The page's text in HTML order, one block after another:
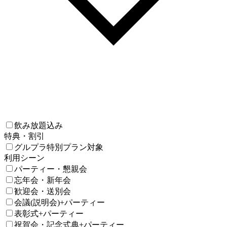
飲み放題込み
特典・割引
グルプラ特別プラン対象
利用シーン
パーティー・懇親会
忘年会・新年会
歓迎会・送別会
会議(説明会)+パーティー
表彰式+パーティー
祝賀会・記念式典+パーティー